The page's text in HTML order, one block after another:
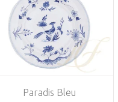
Paradis Bleu